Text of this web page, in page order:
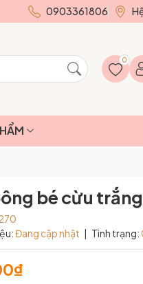
0903361806
0
bé cừu
Đang cập nhật | Tình trạng: